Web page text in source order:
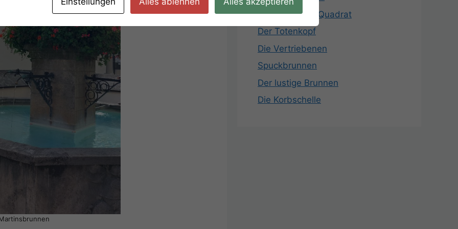
Das Magische Quadrat
Der Totenkopf
Die Vertriebenen
Spuckbrunnen
Der lustige Brunnen
Die Korbschelle